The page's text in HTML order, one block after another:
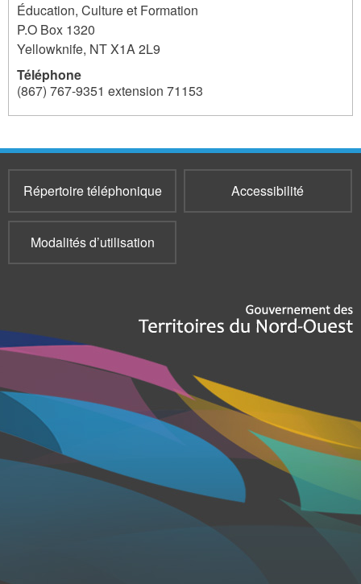
Éducation, Culture et Formation
P.O Box 1320
Yellowknife, NTX1A 2L9
Téléphone
(867) 767-9351 extension 71153
255
Répertoire téléphonique Accessibilité
Modalités d’utilisation